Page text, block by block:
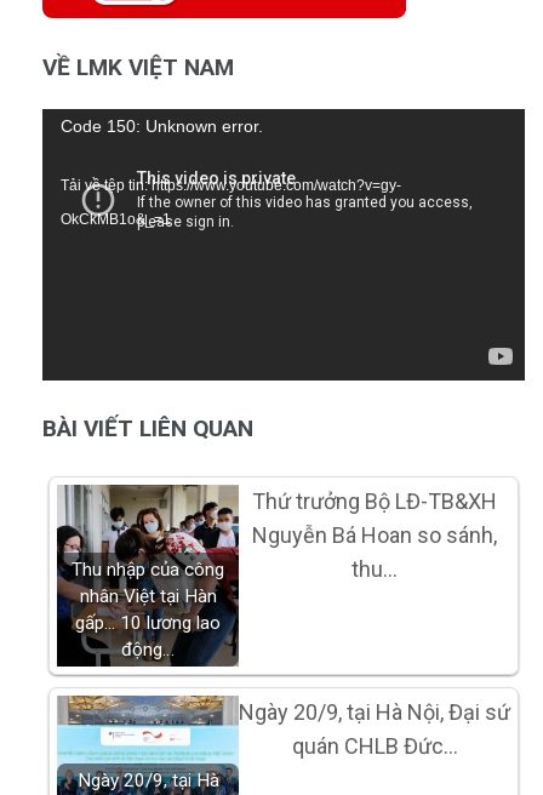
VỀ LMK VIỆT NAM
Trình
Video
Code 150: Unknown error.
Tải về tệp tin: https://www.youtube.com/watch?v=gy-
OkCkMB1o&_=1
BÀI VIẾT LIÊN QUAN
Thu nhập của công
nhân Việt tại Hàn
gấp... 10 lương lao
động…
Thứ trưởng Bộ LĐ-TB&XH
Nguyễn Bá Hoan so sánh,
thu…
Ngày 20/9, tại Hà
Ngày 20/9, tại Hà Nội, Đại sứ
quán CHLB Đức…